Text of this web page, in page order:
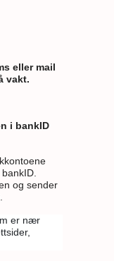
eller mail
vakt.
i bankID
og sender
er nær